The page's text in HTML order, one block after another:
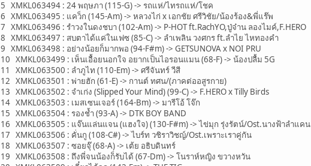
5 XMKL063494 : 24 พฤษภา (115-G) -> รถแห่/ไทรถแห่/โชค
6 XMKL063495 : แคว็ก (145-Am) -> หลวงไก่ x เอกชัย ศรีวิชัย/น้องร้อง&พี่แร๊พ
7 XMKL063496 : รำวงในดงชบา (102-Am) -> P-HOT ft.RachYO,ปู่จ๋าน ลองไมค์,F.HERO
8 XMKL063497 : สบตาได้แค่ในเฟซ (85-C) -> ลำเพลิน วงศกร ft.ลำไย ไหทองคำ
9 XMKL063498 : อย่างน้อยก็มากพอ (94-F#m) -> GETSUNOVA x NOI PRU
10 XMKL063499 : เห็นเอื้อยนอกใจ อยากเป็นไอรอนแมน (68-F) -> น้องปลื้ม 5G
11 XMKL063500 : ลำภูไท (110-Em) -> ศรีจันทร์ วีสี
12 XMKL063501 : พ่ายฮัก (61-E) -> กานต์ ทศน/(ภาคต่ออสูรกาย)
13 XMKL063502 : จำเก่ง (Slipped Your Mind) (99-C) -> F.HERO x Tilly Birds
14 XMKL063503 : เมสเซนเจอร์ (164-Bm) -> มารีโอ้ โจ๊ก
15 XMKL063504 : รองช้ำ (93-A) -> DTK BOY BAND
16 XMKL063505 : แจ๊นแล่นแจน (แฮงใจ) (130-F#m) -> ไข่มุก รุ่งรัตน์/Ost.นางฟ้าลำแคน
17 XMKL063506 : คั่นกู (108-C#) -> ไบร์ท วชิราวิชญ์/Ost.เพราะเราคู่กัน
18 XMKL063507 : ซอยจุ๊ (68-A) -> เต้ย อธิบดินทร์
19 XMKL063508 : ถึงพี่จนน้องก็รับได้ (67-Dm) -> โนราห์หญิง ขวางหวัน